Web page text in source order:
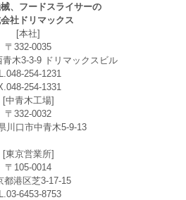
、フードスライサーの
社ドリマックス
[本社]
〒332-0035
木3-3-9 ドリマックスビル
254-1231
254-1331
[中青木工場]
〒332-0032
川口市中青木5-9-13
[東京営業所]
〒105-0014
港区芝3-17-15
6453-8753